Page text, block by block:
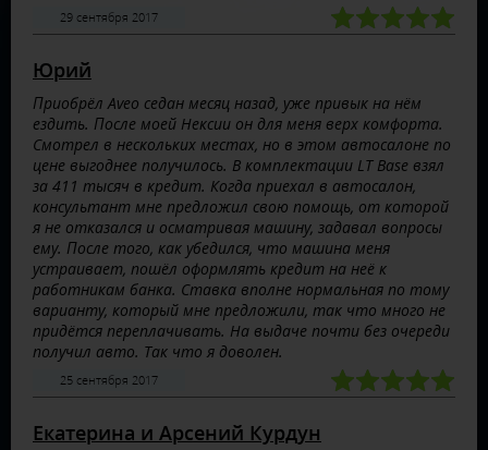
29 сентября 2017
Юрий
Приобрёл Aveo седан месяц назад, уже привык на нём
ездить. После моей Нексии он для меня верх комфорта.
Смотрел в нескольких местах, но в этом автосалоне по
цене выгоднее получилось. В комплектации LT Base взял
за 411 тысяч в кредит. Когда приехал в автосалон,
консультант мне предложил свою помощь, от которой
я не отказался и осматривая машину, задавал вопросы
ему. После того, как убедился, что машина меня
устраивает, пошёл оформлять кредит на неё к
работникам банка. Ставка вполне нормальная по тому
варианту, который мне предложили, так что много не
придётся переплачивать. На выдаче почти без очереди
получил авто. Так что я доволен.
25 сентября 2017
Екатерина и Арсений Курдун